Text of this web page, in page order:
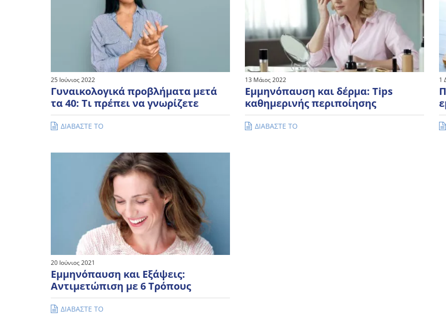
25 Ιούνιος 2022
Γυναικολογικά προβλήματα μετά
τα 40: Τι πρέπει να γνωρίζετε
ΔΙΑΒΑΣΤΕ ΤΟ
13 Μάιος 2022
Εμμηνόπαυση και δέρμα: Tips
καθημερινής περιποίησης
ΔΙΑΒΑΣΤΕ ΤΟ
1
20 Ιούνιος 2021
Εμμηνόπαυση και Εξάψεις:
Αντιμετώπιση με 6 Τρόπους
ΔΙΑΒΑΣΤΕ ΤΟ